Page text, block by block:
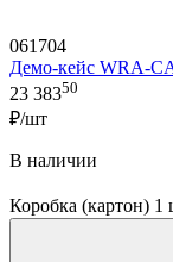
061704
Демо-кейс WRA-
23 38350
₽/шт
В наличии
Коробка (картон)